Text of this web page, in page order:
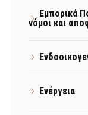
Εμπορικά
νόμοι και
Ενέργεια